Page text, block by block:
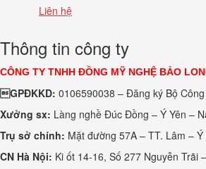
Liên hệ
Thông tin công ty
CÔNG TY TNHH ĐỒNG MỸ NGHỆ BẢO
GPĐKKD: 0106590038 – Đăng ký Bộ
Xưởng sx: Làng nghề Đúc Đồng – Ý Yên –
Trụ sở chính: Mặt đường 57A – TT. Lâm –
CN Hà Nội: Ki ốt 14-16, Số 277 Nguyễn Trãi